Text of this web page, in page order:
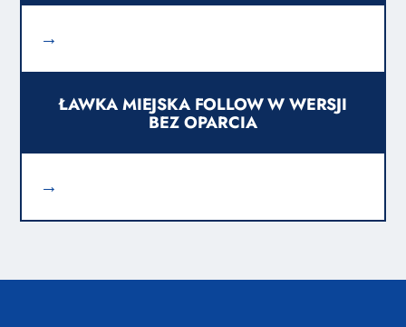
→
ŁAWKA MIEJSKA FOLLOW W WERSJI
BEZ OPARCIA
→